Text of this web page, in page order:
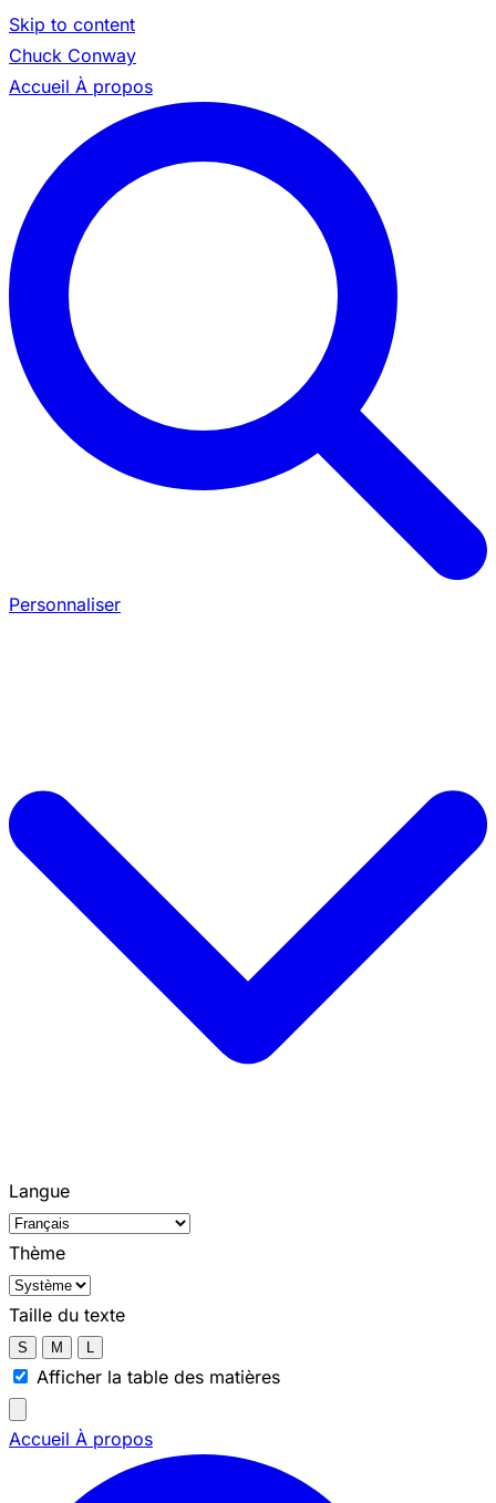
Skip to content
Chuck Conway
Accueil À propos
Personnaliser
Langue
Thème
Taille du texte
S M L
Afficher la table des matières
Accueil À propos